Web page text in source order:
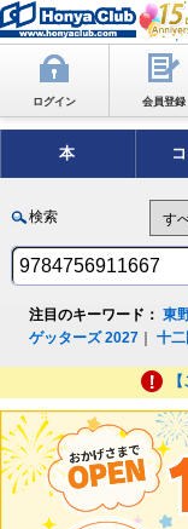
ログイン 会員登録
本
検索
注目のキーワード： 東
ゲッターズ 2027 ｜十二